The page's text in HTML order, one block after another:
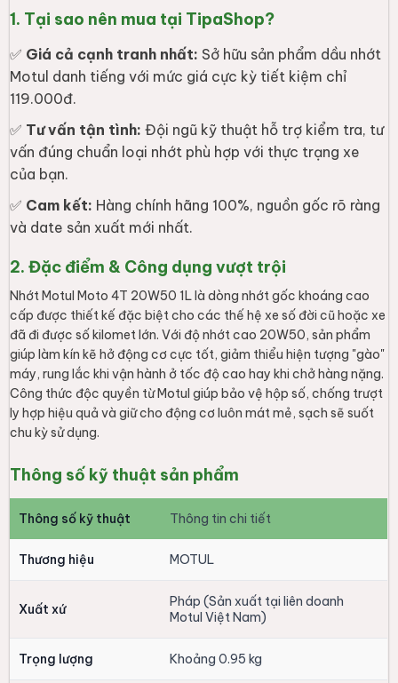
1. Tại sao nên mua tại TipaShop?
✅ Giá cả cạnh tranh nhất: Sở hữu sản phẩm dầu nhớt
Motul danh tiếng với mức giá cực kỳ tiết kiệm chỉ
119.000đ.
✅ Tư vấn tận tình: Đội ngũ kỹ thuật hỗ trợ kiểm tra, tư
vấn đúng chuẩn loại nhớt phù hợp với thực trạng xe
của bạn.
✅ Cam kết: Hàng chính hãng 100%, nguồn gốc rõ ràng
và date sản xuất mới nhất.
2. Đặc điểm & Công dụng vượt trội
Nhớt Motul Moto 4T 20W50 1L là dòng nhớt gốc khoáng cao
cấp được thiết kế đặc biệt cho các thế hệ xe số đời cũ hoặc xe
đã đi được số kilomet lớn. Với độ nhớt cao 20W50, sản phẩm
giúp làm kín kẽ hở động cơ cực tốt, giảm thiểu hiện tượng "gào"
máy, rung lắc khi vận hành ở tốc độ cao hay khi chở hàng nặng.
Công thức độc quyền từ Motul giúp bảo vệ hộp số, chống trượt
ly hợp hiệu quả và giữ cho động cơ luôn mát mẻ, sạch sẽ suốt
chu kỳ sử dụng.
Thông số kỹ thuật sản phẩm
Thông số kỹ thuật Thông tin chi tiết
Thương hiệu MOTUL
Xuất xứ
Pháp (Sản xuất tại liên doanh
Motul Việt Nam)
Trọng lượng Khoảng 0.95 kg